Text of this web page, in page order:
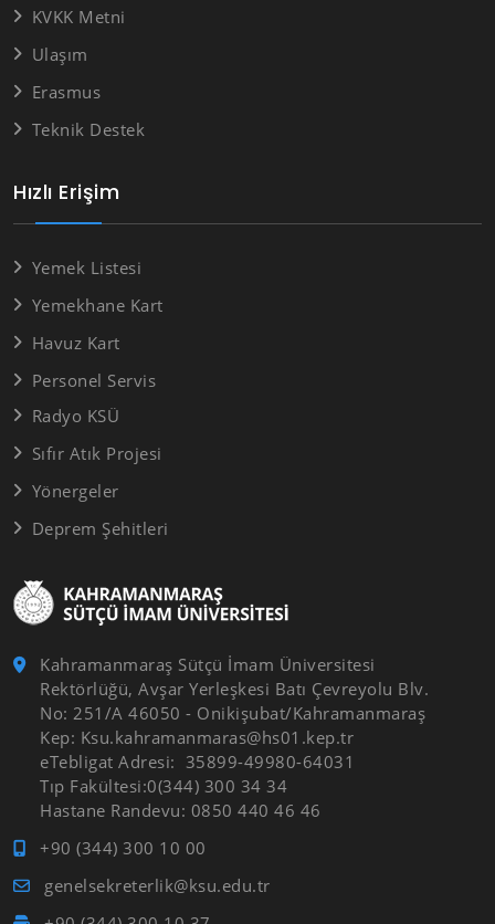
Kahramanmaraş Sütçü İmam Üniversitesi
Rektörlüğü, Avşar Yerleşkesi Batı Çevreyolu Blv.
No: 251/A 46050 - Onikişubat/Kahramanmaraş
Kep: Ksu.kahramanmaras@hs01.kep.tr
eTebligat Adresi: 35899-49980-64031
Tıp Fakültesi:0(344) 300 34 34
Hastane Randevu: 0850 440 46 46
+90 (344) 300 10 00
genelsekreterlik@ksu.edu.tr
Hızlı Erişim
Yemek Listesi
Yemekhane Kart
Havuz Kart
Personel Servis
Radyo KSÜ
Sıfır Atık Projesi
Yönergeler
Deprem Şehitleri
KVKK Metni
Ulaşım
Erasmus
Teknik Destek